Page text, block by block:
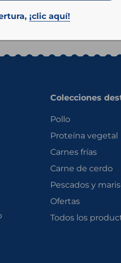
¡clic aquí!
Colecciones
Pollo
Proteína vegetal
Carnes frías
Carne de cerdo
Pescados y
Ofertas
Todos los